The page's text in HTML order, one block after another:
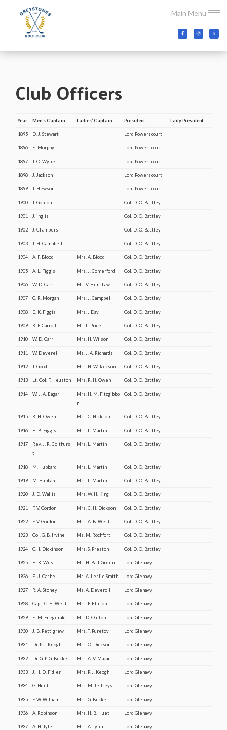
Main Menu
content
footer
Golf
Co.Wicklow,
Club Officers
Year Men’s Captain Ladies’ Captain President Lady President
1895 D. J. Stewart Lord Powerscourt
1896 E. Morphy Lord Powerscourt
1897 J. O. Wylie Lord Powerscourt
1898 J. Jackson Lord Powerscourt
1899 T. Hewson Lord Powerscourt
1900 J. Gordon Col. D. O. Battley
1901 J. inglis Col. D. O. Battley
1902 J. Chambers Col. D. O. Battley
1903 J. H. Campbell Col. D. O. Battley
1904 A. F. Blood Mrs. A. Blood Col. D. O. Battley
1905 A. L. Figgis Mrs. J. Comerford Col. D. O. Battley
1906 W. D. Carr Ms. V. Henshaw Col. D. O. Battley
1907 C. R. Morgan Mrs. J. Campbell Col. D. O. Battley
1908 E. K. Figgis Mrs. J Day Col. D. O. Battley
1909 R. F. Carroll Ms. L. Price Col. D. O. Battley
1910 W. D. Carr Mrs. H. Wilson Col. D. O. Battley
1911 W. Deverell Ms. J. A. Richards Col. D. O. Battley
1912 J. Good Mrs. H. W. Jackson Col. D. O. Battley
1913 Lt. Col. F. Heuston Mrs. R. H. Owen Col. D. O. Battley
1914 W. J. A. Eagar
Mrs. H. M. Fitzgibbo
n
Col. D. O. Battley
1915 R. H. Owen Mrs. C. Hickson Col. D. O. Battley
1916 H. B. Figgis Mrs. L. Martin Col. D. O. Battley
1917
Rev. J. R. Colthurs
t
Mrs. L. Martin Col. D. O. Battley
1918 M. Hubbard Mrs. L. Martin Col. D. O. Battley
1919 M. Hubbard Mrs. L. Martin Col. D. O. Battley
1920 J. D. Wallis Mrs. W. H. King Col. D. O. Battley
1921 F. V. Gordon Mrs. C. H. Dickson Col. D. O. Battley
1922 F. V. Gordon Mrs. A. B. West Col. D. O. Battley
1923 Col. G. B. Irvine Ms. M. Rochfort Col. D. O. Battley
1924 C.H. Dickinson Mrs. S. Preston Col. D. O. Battley
1925 H. K. West Ms. H. Ball-Green Lord Glenavy
1926 F. U. Cashel Ms. A. Leslie Smith Lord Glenavy
1927 R. A. Stoney Ms. A. Deveroll Lord Glenavy
1928 Capt. C. H. West Mrs. F. Ellison Lord Glenavy
1929 E. M. Fitzgerald Ms. D. Oulton Lord Glenavy
1930 J. B. Pettigrew Mrs. T. Puretoy Lord Glenavy
1931 Dr. P. J. Keogh Mrs. O. Dickson Lord Glenavy
1932 Dr. G. P. G. Beckett Mrs. A. V. Macan Lord Glenavy
1933 J. H. D. Fidler Mrs. P. J. Keogh Lord Glenavy
1934 G. Huet Mrs. M. Jeffreys Lord Glenavy
1935 F. W. Williams Mrs. G. Beckett Lord Glenavy
1936 A. Robinson Mrs. H. B. Huet Lord Glenavy
1937 A. H. Tyler Mrs. A. Tyler Lord Glenavy